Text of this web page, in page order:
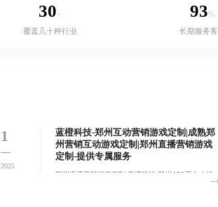
30+
覆盖几十种行业
93%
长期服务
1
2025
蓝橙科技-郑州互动营销游戏定制|成熟郑
州营销互动游戏定制|郑州直播营销游戏
定制-提供专属服务
郑州直播营销游戏定制,蓝橙科技-郑州APP平台小游